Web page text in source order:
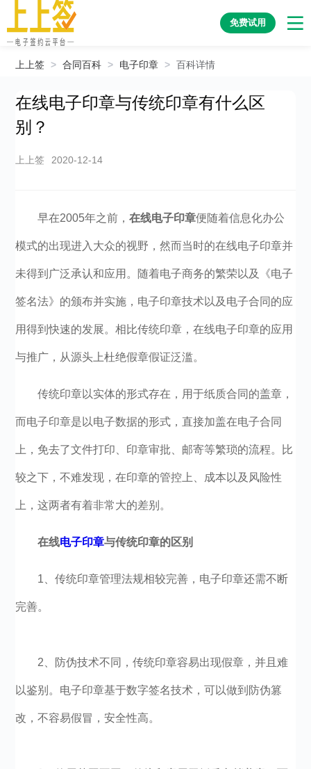
免费试用
上上签 > 合同百科 > 电子印章 > 百科详情
在线电子印章与传统印章有什么区
别？
上上签 2020-12-14
早在2005年之前，在线电子印章便随着信息化办公
模式的出现进入大众的视野，然而当时的在线电子印章并
未得到广泛承认和应用。随着电子商务的繁荣以及《电子
签名法》的颁布并实施，电子印章技术以及电子合同的应
用得到快速的发展。相比传统印章，在线电子印章的应用
与推广，从源头上杜绝假章假证泛滥。
传统印章以实体的形式存在，用于纸质合同的盖章，
而电子印章是以电子数据的形式，直接加盖在电子合同
上，免去了文件打印、印章审批、邮寄等繁琐的流程。比
较之下，不难发现，在印章的管控上、成本以及风险性
上，这两者有着非常大的差别。
在线电子印章与传统印章的区别
1、传统印章管理法规相较完善，电子印章还需不断
完善。
2、防伪技术不同，传统印章容易出现假章，并且难
以鉴别。电子印章基于数字签名技术，可以做到防伪篡
改，不容易假冒，安全性高。